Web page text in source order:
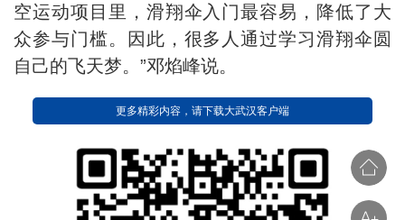
空运动项目里，滑翔伞入门最容易，降低了大
众参与门槛。因此，很多人通过学习滑翔伞圆
自己的飞天梦。”邓焰峰说。
更多精彩内容，请下载大武汉客户端